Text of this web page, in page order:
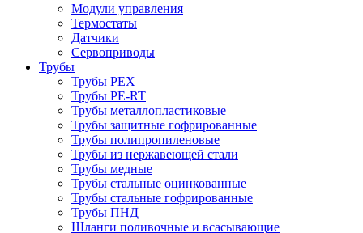
Модули управления
Термостаты
Датчики
Сервоприводы
Трубы
Трубы PEX
Трубы PE-RT
Трубы металлопластиковые
Трубы защитные гофрированные
Трубы полипропиленовые
Трубы из нержавеющей стали
Трубы медные
Трубы стальные оцинкованные
Трубы стальные гофрированные
Трубы ПНД
Шланги поливочные и всасывающие